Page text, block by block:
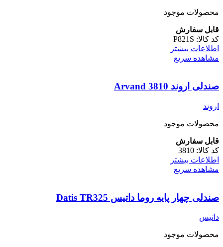
محصولات موجود
قابل سفارش
کد کالا: P821S
اطلاعات بیشتر
مشاهده سریع
صندلی اروند Arvand 3810
اروند
محصولات موجود
قابل سفارش
کد کالا: 3810
اطلاعات بیشتر
مشاهده سریع
‌صندلی چهار پایه روما داتیس Datis TR325
داتیس
محصولات موجود